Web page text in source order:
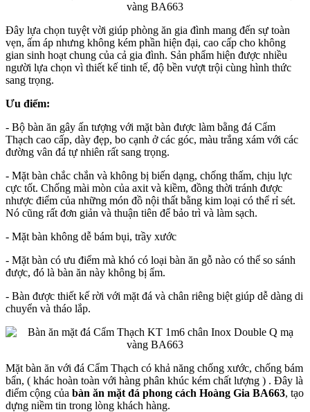
Đây lựa chọn tuyệt vời giúp phòng ăn gia đình mang đến sự toàn
vẹn, ấm áp nhưng không kém phần hiện đại, cao cấp cho không
gian sinh hoạt chung của cả gia đình. Sản phẩm hiện được nhiều
người lựa chọn vì thiết kế tinh tế, độ bền vượt trội cùng hình thức
sang trọng.
Ưu điểm:
- Bộ bàn ăn gây ấn tượng với mặt bàn được làm bằng đá Cẩm
Thạch cao cấp, dày đẹp, bo cạnh ở các góc, màu trắng xám với các
đường vân đá tự nhiên rất sang trọng.
- Mặt bàn chắc chắn và không bị biến dạng, chống thấm, chịu lực
cực tốt. Chống mài mòn của axit và kiềm, đồng thời tránh được
nhược điểm của những món đồ nội thất bằng kim loại có thể rỉ sét.
Nó cũng rất đơn giản và thuận tiên để bảo trì và làm sạch.
- Mặt bàn không dễ bám bụi, trầy xước
- Mặt bàn có ưu điểm mà khó có loại bàn ăn gỗ nào có thể so sánh
được, đó là bàn ăn này không bị ẩm.
- Bàn được thiết kế rời với mặt đá và chân riêng biệt giúp dễ dàng di
chuyển và tháo lắp.
Mặt bàn ăn với đá Cẩm Thạch có khả năng chống xước, chống bám
bẩn, ( khác hoàn toàn với hàng phân khúc kém chất lượng ) . Đây là
điểm cộng của bàn ăn mặt đá phong cách Hoàng Gia BA663, tạo
dựng niềm tin trong lòng khách hàng.